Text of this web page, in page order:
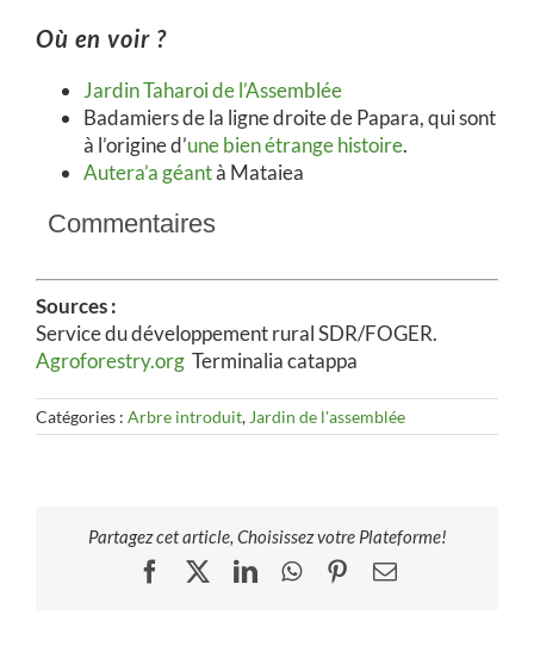
Où en voir ?
Jardin Taharoi de l’Assemblée
Badamiers de la ligne droite de Papara, qui sont
à l’origine d’une bien étrange histoire.
Autera’a géantà Mataiea
Commentaires
Sources :
Service du développement rural SDR/FOGER.
Agroforestry.org Terminalia catappa
Catégories : Arbre introduit, Jardin de l'assemblée
Partagez cet article, Choisissez votre Plateforme!
FacebookLinkedInWhatsApp
Pinterest
Email